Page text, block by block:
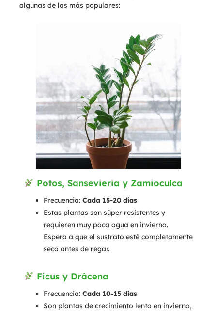
algunas de las más populares:
Potos, Sansevieria y Zamioculca
Frecuencia: Cada 15-20 días
Estas plantas son súper resistentes y
requieren muy poca agua en invierno.
Espera a que el sustrato esté completamente
seco antes de regar.
Ficus y Drácena
Frecuencia: Cada 10-15 días
Son plantas de crecimiento lento en invierno,